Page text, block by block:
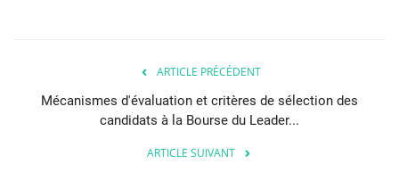
ARTICLE PRÉCÉDENT
Mécanismes d'évaluation et critères de sélection des
candidats à la Bourse du Leader...
ARTICLE SUIVANT